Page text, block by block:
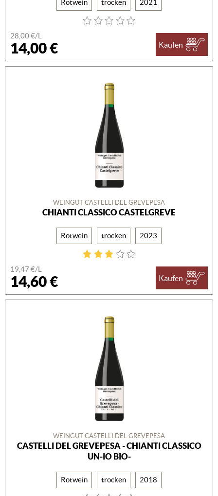
Rotwein trocken 2021
28,00 €/L
14,00 € Kaufen
WEINGUT CASTELLI DEL GREVEPESA
CHIANTI CLASSICO CASTELGREVE
Rotwein trocken 2023
19,47 €/L
14,60 € Kaufen
WEINGUT CASTELLI DEL GREVEPESA
CASTELLI DEL GREVEPESA - CHIANTI CLASSICO
UN-IO BIO-
Rotwein trocken 2018